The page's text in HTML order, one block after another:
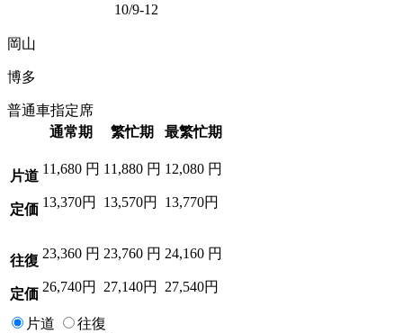
10/9-12
岡山
博多
普通車指定席
通常期
繁忙期 最繁忙期
片道
定価
11,680 円
13,370円
11,880 円
13,570円
12,080 円
13,770円
往復
定価
23,360 円
26,740円
23,760 円
27,140円
24,160 円
27,540円
片道
往復